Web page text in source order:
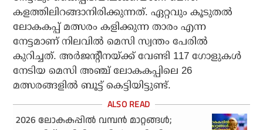
കളത്തിലിറങ്ങാനിരിക്കുന്നത്. ഏറ്റവും കൂടുതല്‍
ലോകകപ്പ് മത്സരം കളിക്കുന്ന താരം എന്ന
നേട്ടമാണ് നിലവില്‍ മെസി സ്വന്തം പേരില്‍
കുറിച്ചത്. അര്‍ജന്റീനയ്ക്ക് വേണ്ടി 117 ഗോളുകള്‍
നേടിയ മെസി അഞ്ച് ലോകകപ്പിലെ 26
മത്സരങ്ങളില്‍ ബൂട്ട് കെട്ടിയിട്ടുണ്ട്.
2026 ലോകകപ്പില്‍ വമ്പന്‍ മാറ്റങ്ങള്‍;